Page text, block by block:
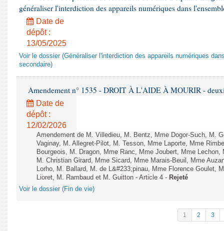
généraliser l'interdiction des appareils numériques dans
Date de
dépôt :
13/05/2025
Voir le dossier (Généraliser l'interdiction des appareils numériques
secondaire)
Amendement n° 1535 - DROIT À L'AIDE À MOURIR -
Date de
dépôt :
12/02/2026
Amendement de M. Villedieu, M. Bentz, Mme Dogor-Such, M.
Vaginay, M. Allegret-Pilot, M. Tesson, Mme Laporte, Mme
Bourgeois, M. Dragon, Mme Ranc, Mme Joubert, Mme
M. Christian Girard, Mme Sicard, Mme Marais-Beuil, Mme
Lorho, M. Ballard, M. de L&#233;pinau, Mme Florence Goulet,
Lioret, M. Rambaud et M. Guitton - Article 4 - Rejeté
Voir le dossier (Fin de vie)
1 2 3